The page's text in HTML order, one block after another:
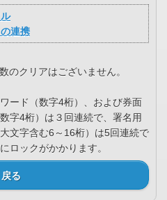
連携
のクリアはございません。
ード（数字4桁）、および券面
字4桁）は３回連続で、署名用
文字含む6～16桁）は5回連続で
ロックがかかります。
戻る